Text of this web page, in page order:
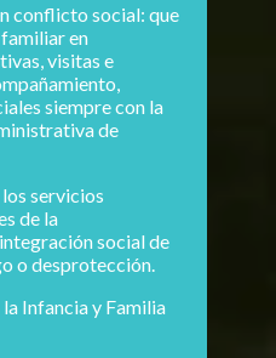
conflicto social: que
en
visitas e
siempre con la
de
servicios
de la
social de
o desprotección.
Infancia y Familia